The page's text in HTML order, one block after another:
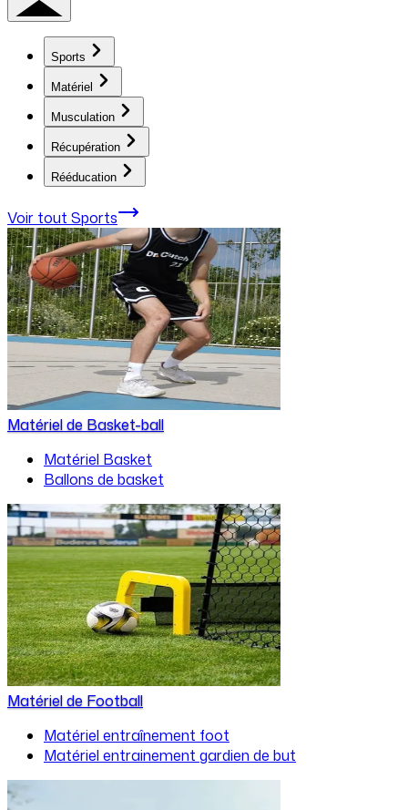
Sports
Matériel
Musculation
Récupération
Rééducation
Voir tout Sports
Matériel de Basket-ball
Matériel Basket
Ballons de basket
Matériel de Football
Matériel entraînement foot
Matériel entrainement gardien de but